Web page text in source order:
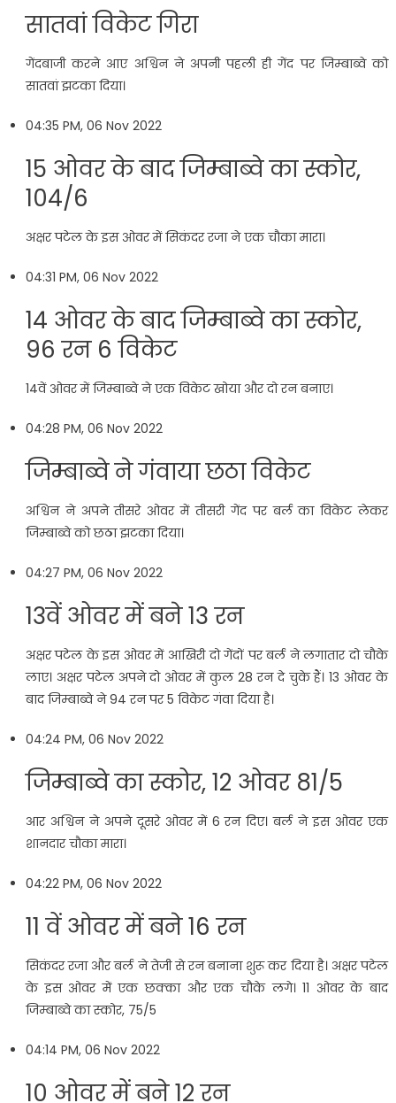
सातवां विकेट गिरा
गेंदबाजी करने आए अश्विन ने अपनी पहली ही गेंद पर जिम्बाब्वे को
सातवां झटका दिया।
04:35 PM, 06 Nov 2022
15 ओवर के बाद जिम्बाब्वे का स्कोर,
104/6
अक्षर पटेल के इस ओवर में सिकंदर रजा ने एक चौका मारा।
04:31 PM, 06 Nov 2022
14 ओवर के बाद जिम्बाब्वे का स्कोर,
96 रन 6 विकेट
14वें ओवर में जिम्बाब्वे ने एक विकेट खोया और दो रन बनाए।
04:28 PM, 06 Nov 2022
जिम्बाब्वे ने गंवाया छठा विकेट
अश्विन ने अपने तीसरे ओवर में तीसरी गेंद पर बर्ल का विकेट लेकर
जिम्बाब्वे को छठा झटका दिया।
04:27 PM, 06 Nov 2022
13वें ओवर में बने 13 रन
अक्षर पटेल के इस ओवर में आखिरी दो गेंदों पर बर्ल ने लगातार दो चौके
लाए। अक्षर पटेल अपने दो ओवर में कुल 28 रन दे चुके हैं। 13 ओवर के
बाद जिम्बाब्वे ने 94 रन पर 5 विकेट गंवा दिया है।
04:24 PM, 06 Nov 2022
जिम्बाब्वे का स्कोर, 12 ओवर 81/5
आर अश्विन ने अपने दूसरे ओवर में 6 रन दिए। बर्ल ने इस ओवर एक
शानदार चौका मारा।
04:22 PM, 06 Nov 2022
11 वें ओवर में बने 16 रन
सिकंदर रजा और बर्ल ने तेजी से रन बनाना शुरू कर दिया है। अक्षर पटेल
के इस ओवर में एक छक्का और एक चौके लगे। 11 ओवर के बाद
जिम्बाब्वे का स्कोर, 75/5
04:14 PM, 06 Nov 2022
10 ओवर में बने 12 रन